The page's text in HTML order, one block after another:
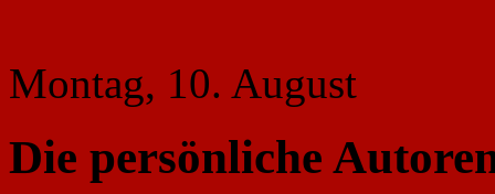
Montag, 10. August
Die persönliche